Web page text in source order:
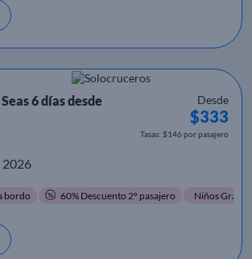
6 días desde
Desde
$333
Tasas: $146 por pasajero
2026
bordo 60% Descuento 2º pasajero Niños Gratis